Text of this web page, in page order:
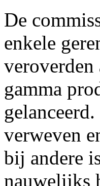
De
enkele
veroverden
gamma
verweven
bij andere
nauwelijks